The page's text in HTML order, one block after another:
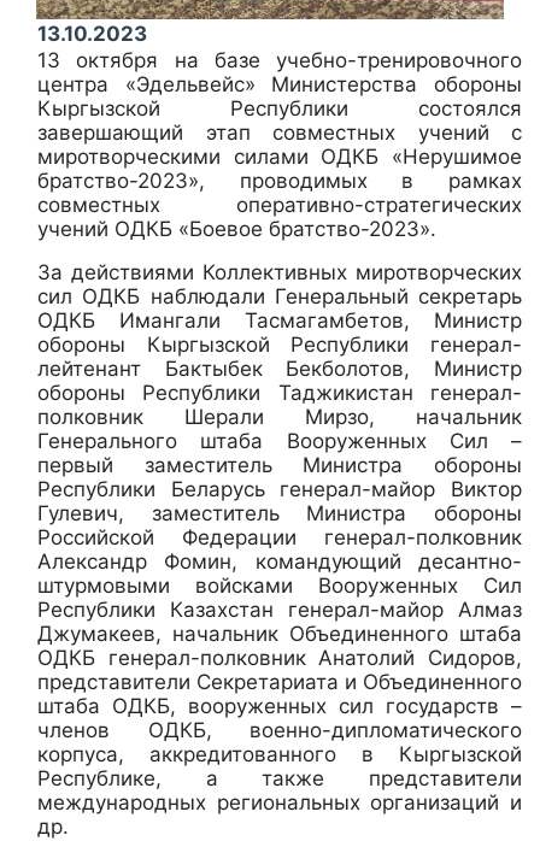
13.10.2023
13 октября на базе учебно-тренировочного
центра «Эдельвейс» Министерства обороны
Кыргызской Республики состоялся
завершающий этап совместных учений с
миротворческими силами ОДКБ «Нерушимое
братство-2023», проводимых в рамках
совместных оперативно-стратегических
учений ОДКБ «Боевое братство-2023».
За действиями Коллективных миротворческих
сил ОДКБ наблюдали Генеральный секретарь
ОДКБ Имангали Тасмагамбетов, Министр
обороны Кыргызской Республики генерал-
лейтенант Бактыбек Бекболотов, Министр
обороны Республики Таджикистан генерал-
полковник Шерали Мирзо, начальник
Генерального штаба Вооруженных Сил –
первый заместитель Министра обороны
Республики Беларусь генерал-майор Виктор
Гулевич, заместитель Министра обороны
Российской Федерации генерал-полковник
Александр Фомин, командующий десантно-
штурмовыми войсками Вооруженных Сил
Республики Казахстан генерал-майор Алмаз
Джумакеев, начальник Объединенного штаба
ОДКБ генерал-полковник Анатолий Сидоров,
представители Секретариата и Объединенного
штаба ОДКБ, вооруженных сил государств –
членов ОДКБ, военно-дипломатического
корпуса, аккредитованного в Кыргызской
Республике, а также представители
международных региональных организаций и
др.